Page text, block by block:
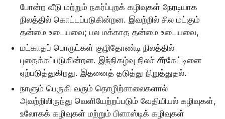
போன்ற வீடு மற்றும் நகர்ப்புறக் கழிவுகள் நேரடியாக
நிலத்தில் கொட்டப்படுகின்றன. இவற்றில் சில மட்கும்
தன்மை உடையவை; பல மக்காத தன்மை உடையவை,
மட்காதப் பொருட்கள் குழிதோண்டி நிலத்தில்
புதைக்கப்படுகின்றன. இந்நிகழ்வு நிலச் சீர்கேட்டினை
ஏற்படுத்துகிறது. இதனைத் தடுத்து நிறுத்துதல்.
நாளும் பெருகி வரும் தொழிற்சாலைகளால்
அவற்றிலிருந்து வெளியேற்றப்படும் வேதியியல் கழிவுகள்,
உலோகக் கழிவுகள் மற்றும் பிளாஸ்டிக் கழிவுகள்